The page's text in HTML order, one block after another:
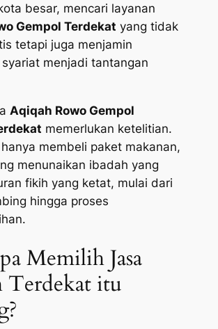
besar, mencari layanan
Gempol Terdekat yang tidak
tetapi juga menjamin
menjadi tantangan
Aqiqah Rowo Gempol
memerlukan ketelitian.
membeli paket makanan,
menunaikan ibadah yang
fikih yang ketat, mulai dari
hingga proses
Memilih Jasa
Terdekat itu